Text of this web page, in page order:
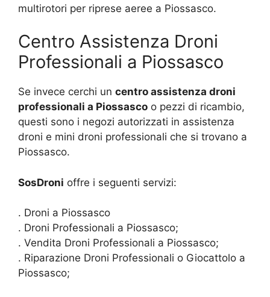
multirotori per riprese aeree a Piossasco.
Centro Assistenza Droni
Professionali a Piossasco
Se invece cerchi un centro assistenza droni
professionali a Piossasco o pezzi di ricambio,
questi sono i negozi autorizzati in assistenza
droni e mini droni professionali che si trovano a
Piossasco.
SosDroni offre i seguenti servizi:
. Droni a Piossasco
. Droni Professionali a Piossasco;
. Vendita Droni Professionali a Piossasco;
. Riparazione Droni Professionali o Giocattolo a
Piossasco;